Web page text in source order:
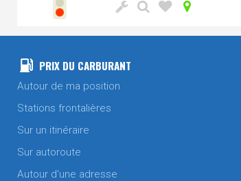
PRIX DU CARBURANT
Autour de ma position
Stations frontalières
Sur un itinéraire
Sur autoroute
Autour d'une adresse